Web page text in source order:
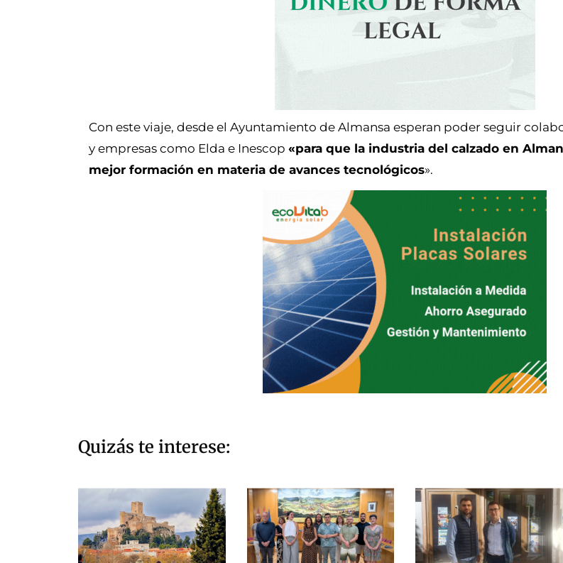
Con este viaje, desde el Ayuntamiento de Almansa esperan poder seguir
y empresas como Elda e Inescop «para que la industria del calzado en
mejor formación en materia de avances tecnológicos».
Quizás te interese: